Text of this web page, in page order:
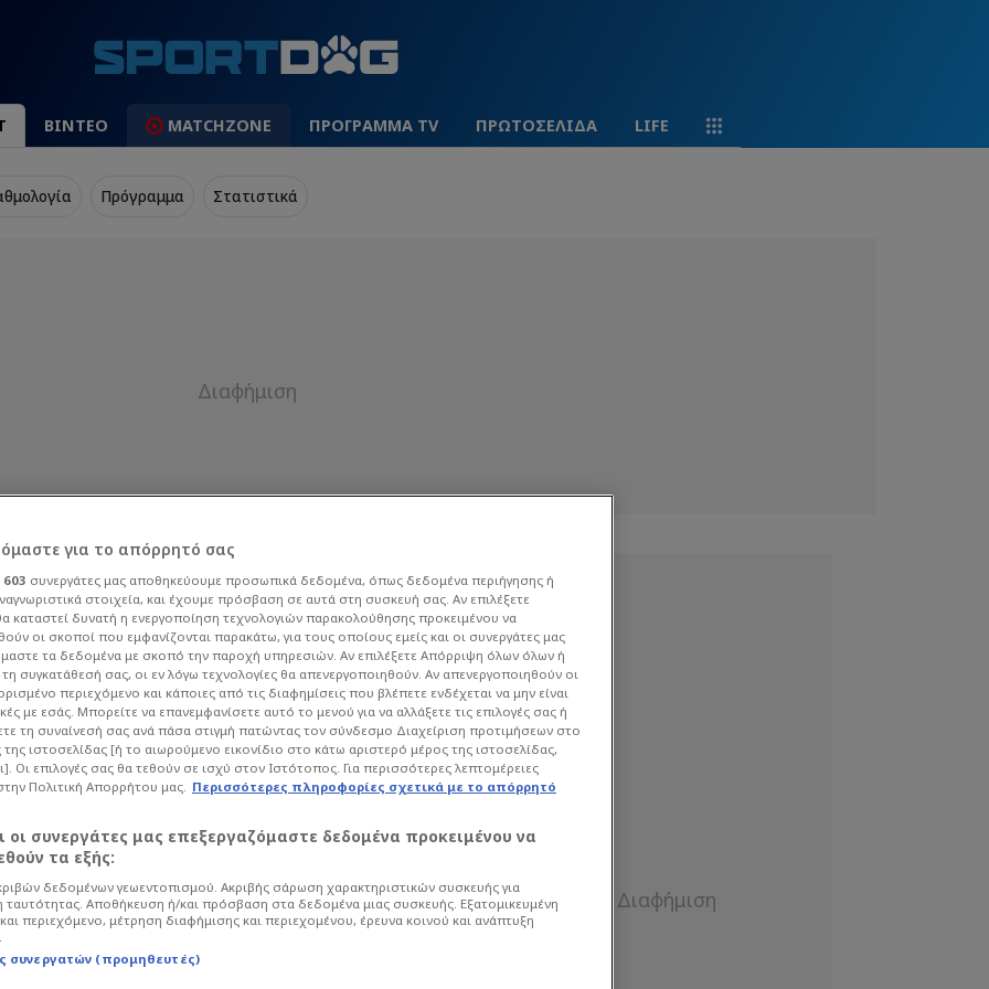
ΒΙΝΤΕΟ MATCHZONE ΠΡΟΓΡΑΜΜΑ TV ΠΡΩΤΟΣΕΛΙΔΑ LIFE
Πρόγραμμα Στατιστικά
για
με 3,5
Μπάσκετ Euroleague
για ένα καλοκαίρι γεμάτο μεγάλες
δείχνει αποφασισμένη να
για το απόρρητό σας
603 συνεργάτες μας αποθηκεύουμε προσωπικά δεδομένα, όπως δεδομένα περιήγησης ή
στοιχεία, και έχουμε πρόσβαση σε αυτά στη συσκευή σας. Αν επιλέξετε
καταστεί δυνατή η ενεργοποίηση τεχνολογιών παρακολούθησης προκειμένου να
οι σκοποί που εμφανίζονται παρακάτω, για τους οποίους εμείς και οι συνεργάτες μας
τα δεδομένα με σκοπό την παροχή υπηρεσιών. Αν επιλέξετε Απόρριψη όλων όλων ή
συγκατάθεσή σας, οι εν λόγω τεχνολογίες θα απενεργοποιηθούν. Αν απενεργοποιηθούν οι
περιεχόμενο και κάποιες από τις διαφημίσεις που βλέπετε ενδέχεται να μην είναι
με εσάς. Μπορείτε να επανεμφανίσετε αυτό το μενού για να αλλάξετε τις επιλογές σας ή
τη συναίνεσή σας ανά πάσα στιγμή πατώντας τον σύνδεσμο Διαχείριση προτιμήσεων στο
ιστοσελίδας [ή το αιωρούμενο εικονίδιο στο κάτω αριστερό μέρος της ιστοσελίδας,
Οι επιλογές σας θα τεθούν σε ισχύ στον Ιστότοπος. Για περισσότερες λεπτομέρειες
Πολιτική Απορρήτου μας. Περισσότερες πληροφορίες σχετικά με το απόρρητό
οι συνεργάτες μας επεξεργαζόμαστε δεδομένα προκειμένου να
τα εξής:
δεδομένων γεωεντοπισμού. Ακριβής σάρωση χαρακτηριστικών συσκευής για
ταυτότητας. Αποθήκευση ή/και πρόσβαση στα δεδομένα μιας συσκευής. Εξατομικευμένη
περιεχόμενο, μέτρηση διαφήμισης και περιεχομένου, έρευνα κοινού και ανάπτυξη
συνεργατών (προμηθευτές)